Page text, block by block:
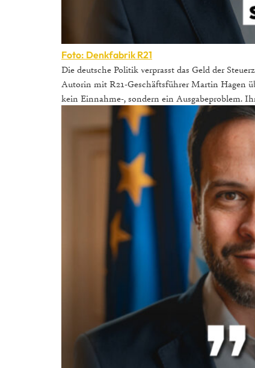
Foto: Denkfabrik R21
Die deutsche Politik verprasst das Geld der
Autorin mit R21-Geschäftsführer Martin Hagen
kein Einnahme-, sondern ein Ausgabeproblem.